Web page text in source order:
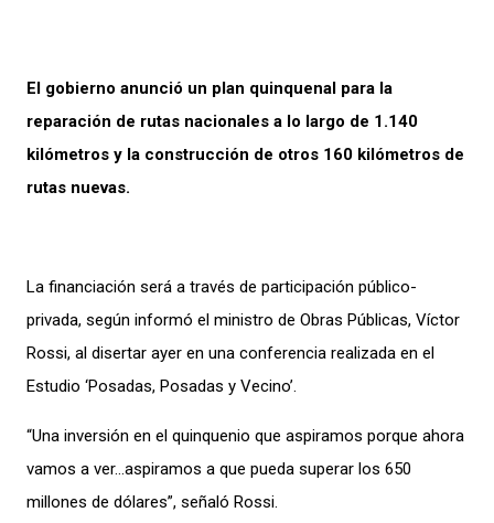
El gobierno anunció un plan quinquenal para la
reparación de rutas nacionales a lo largo de 1.140
kilómetros y la construcción de otros 160 kilómetros de
rutas nuevas.
La financiación será a través de participación público-
privada, según informó el ministro de Obras Públicas, Víctor
Rossi, al disertar ayer en una conferencia realizada en el
Estudio ‘Posadas, Posadas y Vecino’.
“Una inversión en el quinquenio que aspiramos porque ahora
vamos a ver…aspiramos a que pueda superar los 650
millones de dólares”, señaló Rossi.